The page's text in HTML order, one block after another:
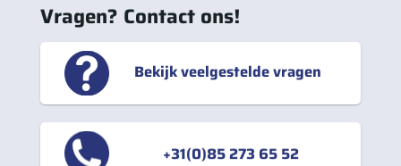
Vragen? Contact ons!
Bekijk veelgestelde vragen
+31(0)85 273 65 52